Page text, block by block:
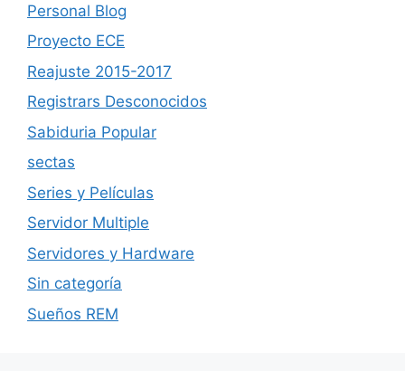
Personal Blog
Proyecto ECE
Reajuste 2015-2017
Registrars Desconocidos
Sabiduria Popular
sectas
Series y Películas
Servidor Multiple
Servidores y Hardware
Sin categoría
Sueños REM